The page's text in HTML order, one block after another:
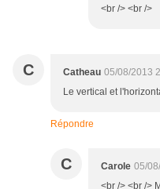
<br /> <br />
C Catheau 05/08/2013
Le vertical et
Répondre
C Carole 05/
<br /> <br />